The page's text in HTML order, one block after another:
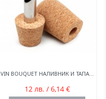
VIN BOUQUET НАЛИВНИК И ТАПА...
12 лв. / 6,14 €